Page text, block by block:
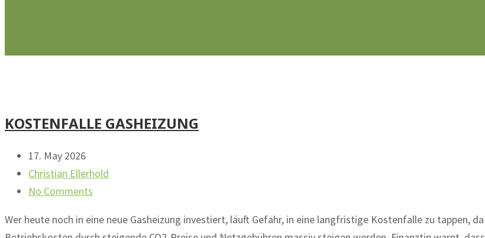
KOSTENFALLE GASHEIZUNG
17. May 2026
Christian Ellerhold
No Comments
Wer heute noch in eine neue Gasheizung investiert, läuft Gefahr, in eine langfristige Kostenfalle zu tappen, da